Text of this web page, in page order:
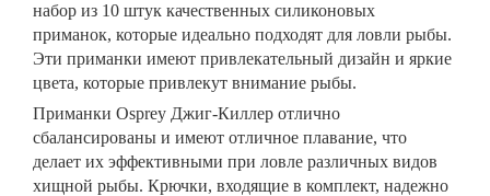
набор из 10 штук качественных силиконовых
приманок, которые идеально подходят для ловли рыбы.
Эти приманки имеют привлекательный дизайн и яркие
цвета, которые привлекут внимание рыбы.
Приманки Osprey Джиг-Киллер отлично
сбалансированы и имеют отличное плавание, что
делает их эффективными при ловле различных видов
хищной рыбы. Крючки, входящие в комплект, надежно